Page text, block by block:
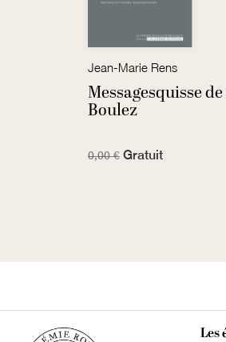
Jean-Marie Rens
Messagesquisse
Boulez
0,00 € Gratuit
Les